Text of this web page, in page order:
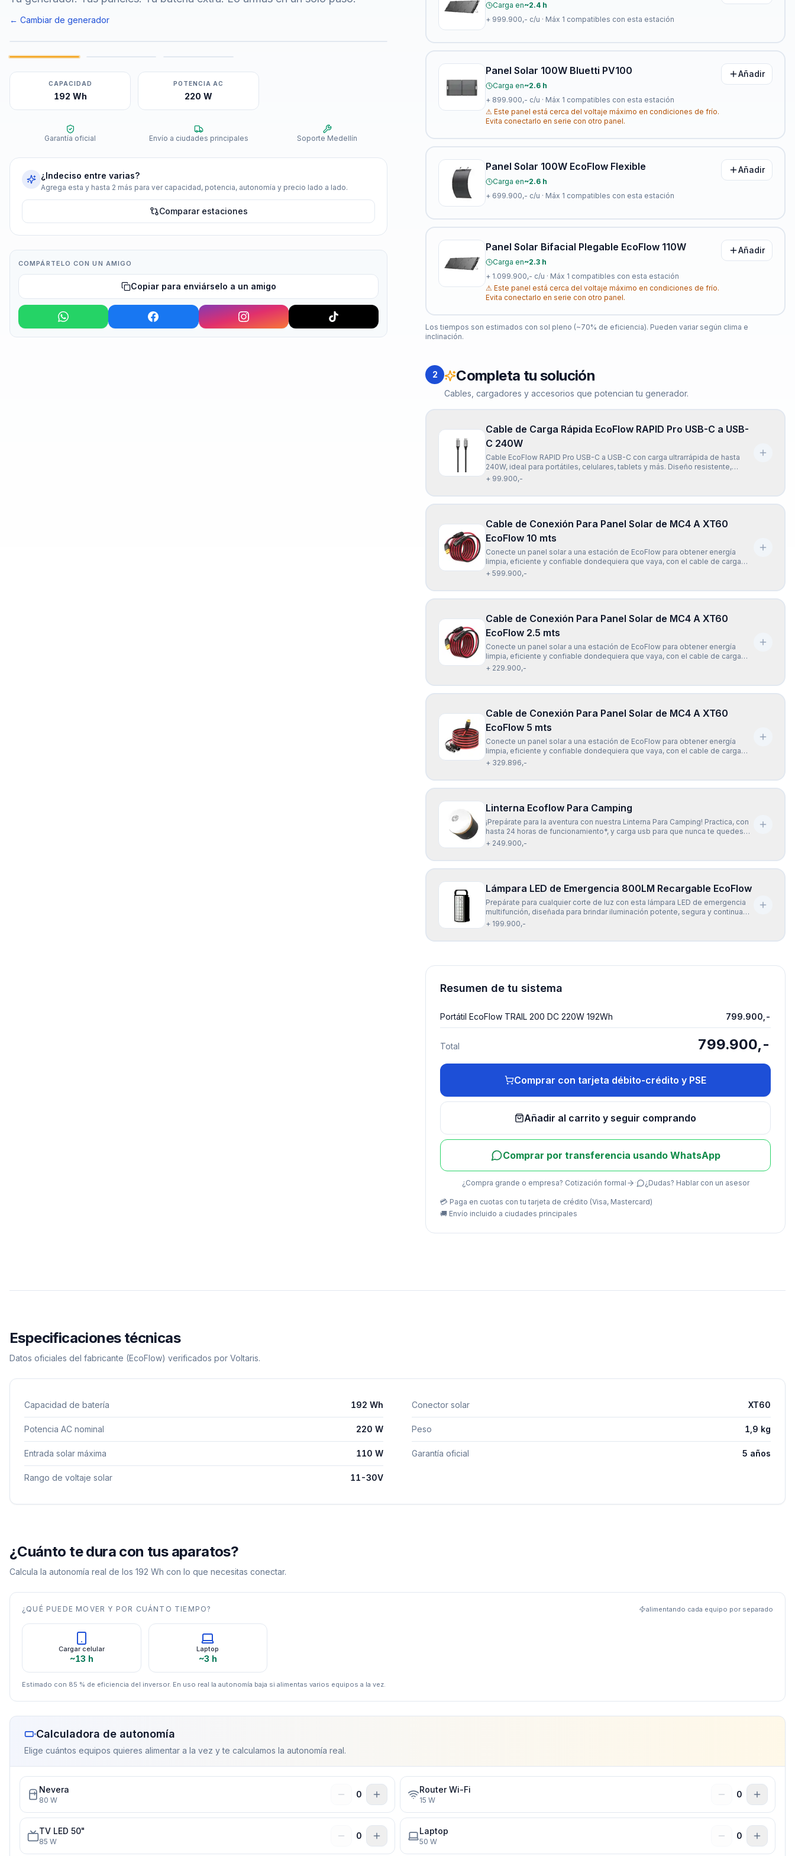
← Cambiar de generador
CAPACIDAD
192 Wh
POTENCIA AC
220 W
Garantía oficial Envío a ciudades principales Soporte Medellín
¿Indeciso entre varias?
Agrega esta y hasta 2 más para ver capacidad, potencia, autonomía y precio lado a lado.
Comparar estaciones
COMPÁRTELO CON UN AMIGO
Copiar para enviárselo a un amigo
Carga en~2.4 h
+ 999.900,- c/u · Máx 1 compatibles con esta estación
Panel Solar 100W Bluetti PV100
Carga en~2.6 h
+ 899.900,- c/u · Máx 1 compatibles con esta estación
⚠Este panel está cerca del voltaje máximo en condiciones de frío.
Evita conectarlo en serie con otro panel.
Añadir
Panel Solar 100W EcoFlow Flexible
Carga en~2.6 h
+ 699.900,- c/u · Máx 1 compatibles con esta estación
Añadir
Panel Solar Bifacial Plegable EcoFlow 110W
Carga en~2.3 h
+ 1.099.900,- c/u · Máx 1 compatibles con esta estación
⚠Este panel está cerca del voltaje máximo en condiciones de frío.
Evita conectarlo en serie con otro panel.
Añadir
Los tiempos son estimados con sol pleno (~70% de eficiencia). Pueden variar según clima e
inclinación.
2 Completa tu solución
Cables, cargadores y accesorios que potencian tu generador.
Cable de Carga Rápida EcoFlow RAPID Pro USB-C a USB-
C 240W
Cable EcoFlow RAPID Pro USB-C a USB-C con carga ultrarrápida de hasta
240W, ideal para portátiles, celulares, tablets y más. Diseño resistente,
flexible y compatible con la mayoría de dispositivos USB-C. Incluye chip
+ 99.900,-
Cable de Conexión Para Panel Solar de MC4 A XT60
EcoFlow 10 mts
Conecte un panel solar a una estación de EcoFlow para obtener energía
limpia, eficiente y confiable dondequiera que vaya, con el cable de carga
Solar EcoFlow XT60 (10 mts). El cable de carga EcoFlow Solar a XT60 (10
+ 599.900,-
Cable de Conexión Para Panel Solar de MC4 A XT60
EcoFlow 2.5 mts
Conecte un panel solar a una estación de EcoFlow para obtener energía
limpia, eficiente y confiable dondequiera que vaya, con el cable de carga
Solar EcoFlow XT60 (2.5 mts). El cable de carga EcoFlow Solar a XT60 (2.5
+ 229.900,-
Cable de Conexión Para Panel Solar de MC4 A XT60
EcoFlow 5 mts
Conecte un panel solar a una estación de EcoFlow para obtener energía
limpia, eficiente y confiable dondequiera que vaya, con el cable de carga
Solar EcoFlow XT60 (5 mts). El cable de carga EcoFlow Solar a XT60 (5 mts)
+ 329.896,-
Linterna Ecoflow Para Camping
¡Prepárate para la aventura con nuestra Linterna Para Camping! Practica, con
hasta 24 horas de funcionamiento*, y carga usb para que nunca te quedes
sin luz. Además, su gancho para colgar te permite tener las manos libres
+ 249.900,-
Lámpara LED de Emergencia 800LM Recargable EcoFlow
Prepárate para cualquier corte de luz con esta lámpara LED de emergencia
multifunción, diseñada para brindar iluminación potente, segura y continua
en cualquier situación. Con 24 luces LED de alta eficiencia (SMD 5730) y una
+ 199.900,-
Resumen de tu sistema
Portátil EcoFlow TRAIL 200 DC 220W 192Wh 799.900,-
Total 799.900,-
Comprar con tarjeta débito-crédito y PSE
Añadir al carrito y seguir comprando
Comprar por transferencia usando WhatsApp
¿Compra grande o empresa? Cotización formal · ¿Dudas? Hablar con un asesor
💳 Paga en cuotas con tu tarjeta de crédito (Visa, Mastercard)
🚚 Envío incluido a ciudades principales
Especificaciones técnicas
Datos oficiales del fabricante (EcoFlow) verificados por Voltaris.
Capacidad de batería 192 Wh
Potencia AC nominal 220 W
Entrada solar máxima 110 W
Rango de voltaje solar 11-30V
Conector solar XT60
Peso 1,9 kg
Garantía oficial 5 años
¿Cuánto te dura con tus aparatos?
Calcula la autonomía real de los 192 Wh con lo que necesitas conectar.
¿QUÉ PUEDE MOVER Y POR CUÁNTO TIEMPO? alimentando cada equipo por separado
Cargar celular
~13 h
Laptop
~3 h
Estimado con 85 % de eficiencia del inversor. En uso real la autonomía baja si alimentas varios equipos a la vez.
Calculadora de autonomía
Elige cuántos equipos quieres alimentar a la vez y te calculamos la autonomía real.
Nevera
80 W
0 Router Wi-Fi
15 W
0
TV LED 50"
85 W
0 Laptop
50 W
0